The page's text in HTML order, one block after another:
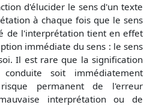
d'élucider le sens d'un texte
à chaque fois que le sens
de l'interprétation tient en effet
immédiate du sens : le sens
Il est rare que la signification
soit immédiatement
permanent de l'erreur
interprétation ou de